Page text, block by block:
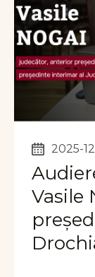
2025-
Vasile